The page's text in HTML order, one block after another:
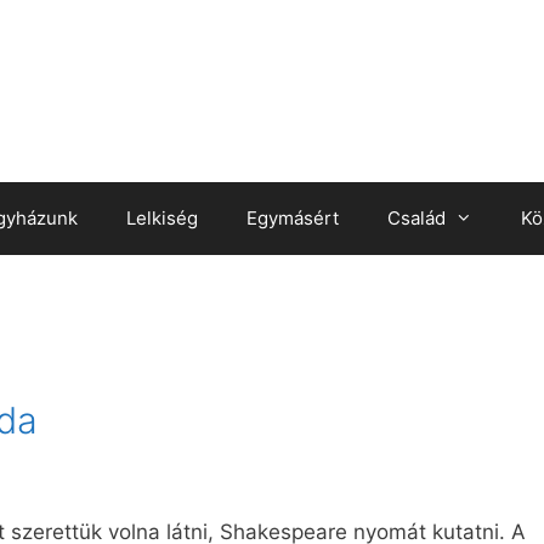
Lelkiség Egymásért Család
volna látni, Shakespeare nyomát kutatni. A